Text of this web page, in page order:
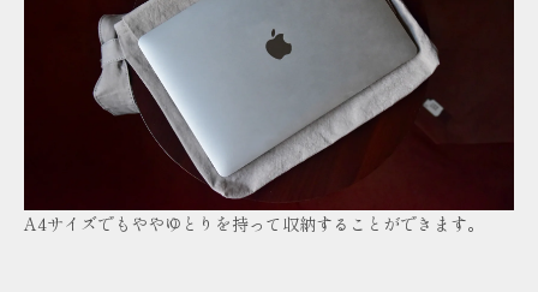
A4サイズでもややゆとりを持って収納することができます。